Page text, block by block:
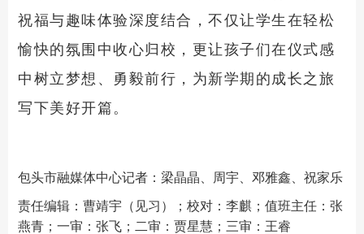
祝福与趣味体验深度结合，不仅让学生在轻松
愉快的氛围中收心归校，更让孩子们在仪式感
中树立梦想、勇毅前行，为新学期的成长之旅
写下美好开篇。
包头市融媒体中心记者：梁晶晶、周宇、邓雅鑫、祝家乐
责任编辑：曹靖宇（见习）；校对：李麒；值班主任：张
燕青；一审：张飞；二审：贾星慧；三审：王睿